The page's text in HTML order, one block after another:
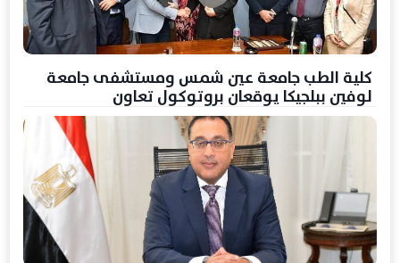
كلية الطب جامعة عين شمس ومستشفى جامعة
لوفين ببلجيكا يوقعان بروتوكول تعاون